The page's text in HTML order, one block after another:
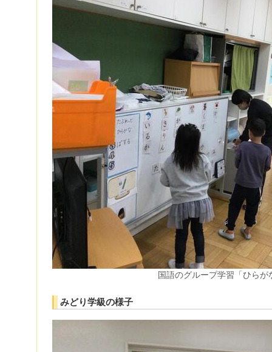
国語のグループ学習「ひらが
みどり学級の様子